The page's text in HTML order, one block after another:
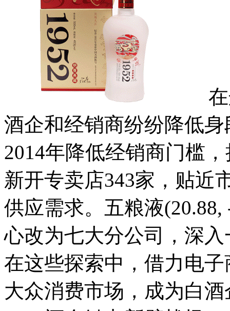
在这
酒企和经销商纷纷降低
2014年降低经销商门槛
新开专卖店343家，贴近
供应需求。五粮液
心改为七大分公司，深
在这些探索中，借力电
大众消费市场，成为白